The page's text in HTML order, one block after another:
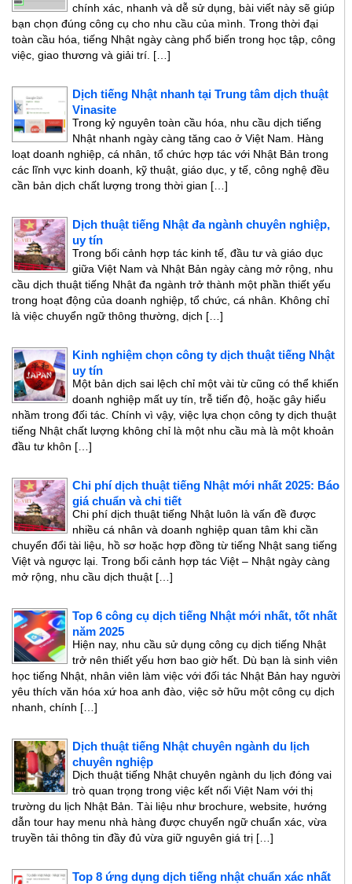
chính xác, nhanh và dễ sử dụng, bài viết này sẽ giúp
bạn chọn đúng công cụ cho nhu cầu của mình. Trong thời đại
toàn cầu hóa, tiếng Nhật ngày càng phổ biến trong học tập, công
việc, giao thương và giải trí. […]
Dịch tiếng Nhật nhanh tại Trung tâm dịch thuật
Vinasite
Trong kỷ nguyên toàn cầu hóa, nhu cầu dịch tiếng
Nhật nhanh ngày càng tăng cao ở Việt Nam. Hàng
loạt doanh nghiệp, cá nhân, tổ chức hợp tác với Nhật Bản trong
các lĩnh vực kinh doanh, kỹ thuật, giáo dục, y tế, công nghệ đều
cần bản dịch chất lượng trong thời gian […]
Dịch thuật tiếng Nhật đa ngành chuyên nghiệp,
uy tín
Trong bối cảnh hợp tác kinh tế, đầu tư và giáo dục
giữa Việt Nam và Nhật Bản ngày càng mở rộng, nhu
cầu dịch thuật tiếng Nhật đa ngành trở thành một phần thiết yếu
trong hoạt động của doanh nghiệp, tổ chức, cá nhân. Không chỉ
là việc chuyển ngữ thông thường, dịch […]
Kinh nghiệm chọn công ty dịch thuật tiếng Nhật
uy tín
Một bản dịch sai lệch chỉ một vài từ cũng có thể khiến
doanh nghiệp mất uy tín, trễ tiến độ, hoặc gây hiểu
nhầm trong đối tác. Chính vì vậy, việc lựa chọn công ty dịch thuật
tiếng Nhật chất lượng không chỉ là một nhu cầu mà là một khoản
đầu tư khôn […]
Chi phí dịch thuật tiếng Nhật mới nhất 2025: Báo
giá chuẩn và chi tiết
Chi phí dịch thuật tiếng Nhật luôn là vấn đề được
nhiều cá nhân và doanh nghiệp quan tâm khi cần
chuyển đổi tài liệu, hồ sơ hoặc hợp đồng từ tiếng Nhật sang tiếng
Việt và ngược lại. Trong bối cảnh hợp tác Việt – Nhật ngày càng
mở rộng, nhu cầu dịch thuật […]
Top 6 công cụ dịch tiếng Nhật mới nhất, tốt nhất
năm 2025
Hiện nay, nhu cầu sử dụng công cụ dịch tiếng Nhật
trở nên thiết yếu hơn bao giờ hết. Dù bạn là sinh viên
học tiếng Nhật, nhân viên làm việc với đối tác Nhật Bản hay người
yêu thích văn hóa xứ hoa anh đào, việc sở hữu một công cụ dịch
nhanh, chính […]
Dịch thuật tiếng Nhật chuyên ngành du lịch
chuyên nghiệp
Dịch thuật tiếng Nhật chuyên ngành du lịch đóng vai
trò quan trọng trong việc kết nối Việt Nam với thị
trường du lịch Nhật Bản. Tài liệu như brochure, website, hướng
dẫn tour hay menu nhà hàng được chuyển ngữ chuẩn xác, vừa
truyền tải thông tin đầy đủ vừa giữ nguyên giá trị […]
Top 8 ứng dụng dịch tiếng nhật chuẩn xác nhất